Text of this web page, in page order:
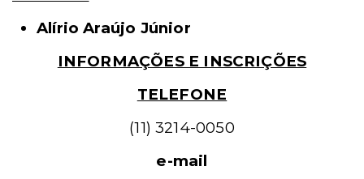
Alírio Araújo Júnior
INFORMAÇÕES E INSCRIÇÕES
TELEFONE
(11) 3214-0050
e-mail